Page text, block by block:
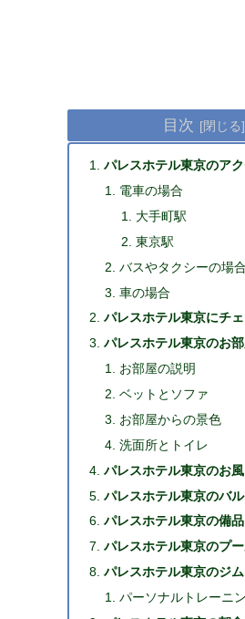
目次
パレスホテル東京のア
電車の場合
大手町駅
東京駅
バスやタクシーの場合
車の場合
パレスホテル東京にチ
パレスホテル東京のお
お部屋の説明
ベットとソファ
お部屋からの景色
洗面所とトイレ
パレスホテル東京のお
パレスホテル東京のバ
パレスホテル東京の備
パレスホテル東京のプ
パレスホテル東京のジム
パーソナルトレーニ